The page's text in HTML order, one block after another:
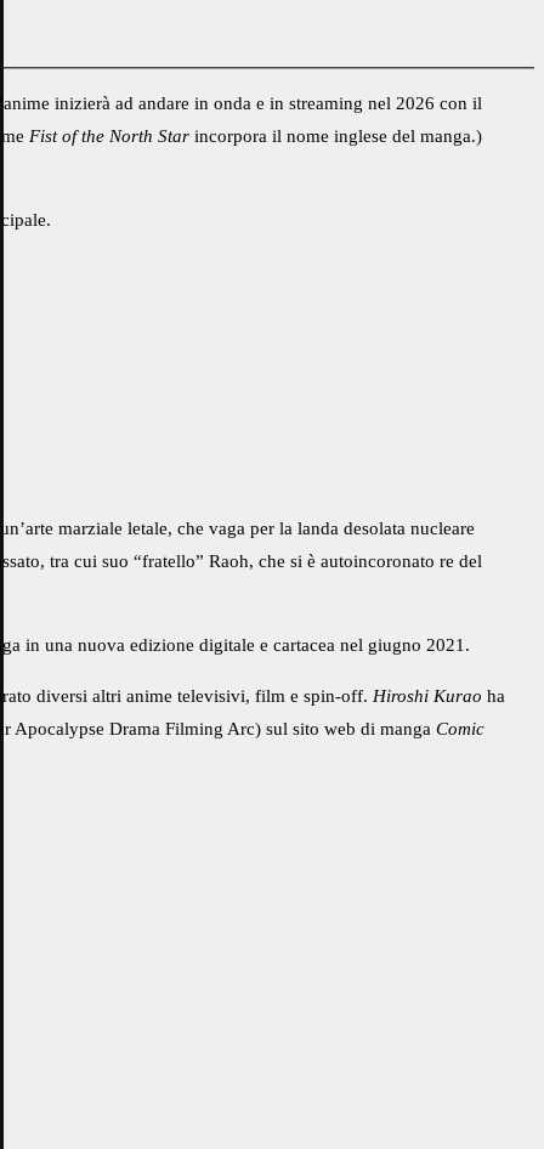
inizierà ad andare in onda e in streaming nel 2026 con il
Fist of the North Star incorpora il nome inglese del manga.)
marziale letale, che vaga per la landa desolata nucleare
tra cui suo “fratello” Raoh, che si è autoincoronato re del
in una nuova edizione digitale e cartacea nel giugno 2021.
diversi altri anime televisivi, film e spin-off. Hiroshi Kurao ha
Apocalypse Drama Filming Arc) sul sito web di manga Comic